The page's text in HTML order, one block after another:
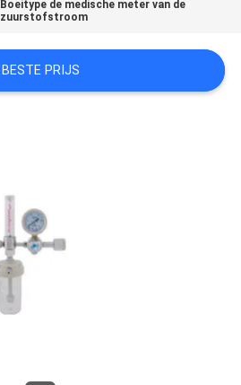
Boeitype de medische meter van de
zuurstofstroom
BESTE PRIJS